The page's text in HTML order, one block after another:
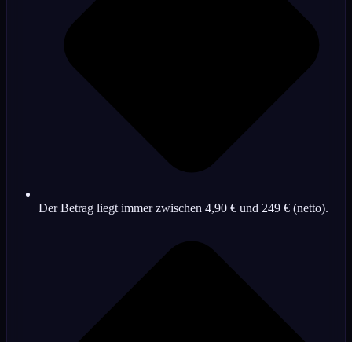
Der Betrag liegt immer zwischen 4,90 € und 249 € (netto).